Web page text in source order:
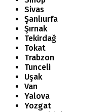
Sivas
Şanlıurfa
Şırnak
Tekirdağ
Tokat
Trabzon
Tunceli
Uşak
Van
Yalova
Yozgat